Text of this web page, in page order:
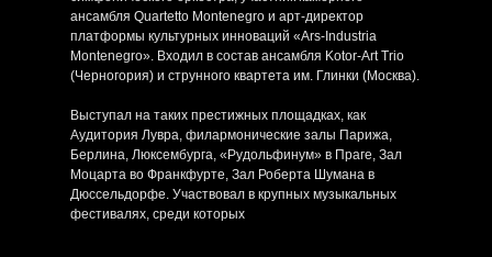
ансамбля Quartetto Montenegro и арт-директор
платформы культурных инноваций «Ars-Industria
Montenegro». Входил в состав ансамбля Kotor-Art Trio
(Черногория) и струнного квартета им. Глинки (Москва).
Выступал на таких престижных площадках, как
Аудитория Лувра, филармонические залы Парижа,
Берлина, Люксембурга, «Рудольфинум» в Праге, Зал
Моцарта во Франкфурте, Зал Роберта Шумана в
Дюссельдорфе. Участвовал в крупных музыкальных
фестивалях, среди которых